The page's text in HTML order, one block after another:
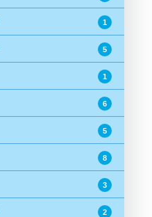
1
5
1
6
5
8
3
2